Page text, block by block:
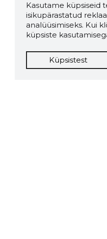
Kasutame küpsiseid
isikupärastatud
analüüsimiseks. Kui
küpsiste
Küpsistest